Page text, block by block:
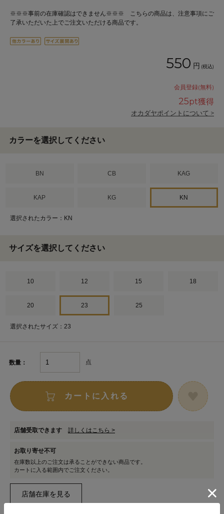
※※※事前の在庫確認はできません※※※ こちらの商品は、注意事項にご
了承いただいた上でご注文いただける商品です。
550 円 (税込)
会員登録(無料)
25pt獲得
オカダヤポイントについて >
カラーを選択してください
BN CB KAG
KAP KG KN
選択されたカラー：KN
サイズを選択してください
10 12 15 18
20 23 25
選択されたサイズ：23
数量： 点
カートに入れる
店舗受取できます 詳しくはこちら >
お取り寄せ不可
在庫数以上のご注文は承ることができない商品です。
カートに入る範囲内でご注文ください。